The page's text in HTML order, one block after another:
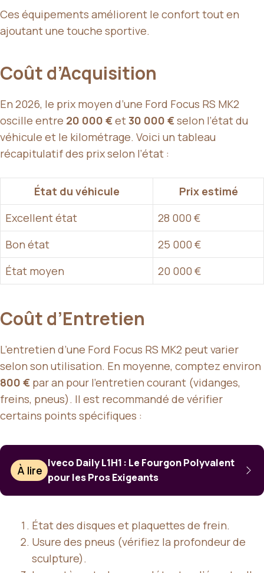
Ces équipements améliorent le confort tout en
ajoutant une touche sportive.
Coût d’Acquisition
En 2026, le prix moyen d’une Ford Focus RS MK2
oscille entre 20 000 €et30 000 €selon l’état du
véhicule et le kilométrage. Voici un tableau
récapitulatif des prix selon l’état :
État du véhicule
Prix estimé
Excellent état
28 000 €
Bon état
25 000 €
État moyen
20 000 €
Coût d’Entretien
L’entretien d’une Ford Focus RS MK2 peut varier
selon son utilisation. En moyenne, comptez environ
800 € par an pour l’entretien courant (vidanges,
freins, pneus). Il est recommandé de vérifier
certains points spécifiques :
À lire
Iveco Daily L1H1 : Le Fourgon Polyvalent
pour les Pros Exigeants
État des disques et plaquettes de frein.
Usure des pneus (vérifiez la profondeur de
sculpture).